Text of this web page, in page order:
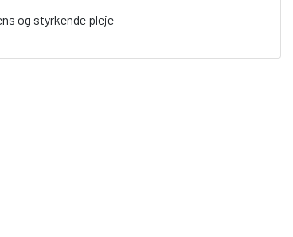
og styrkende pleje